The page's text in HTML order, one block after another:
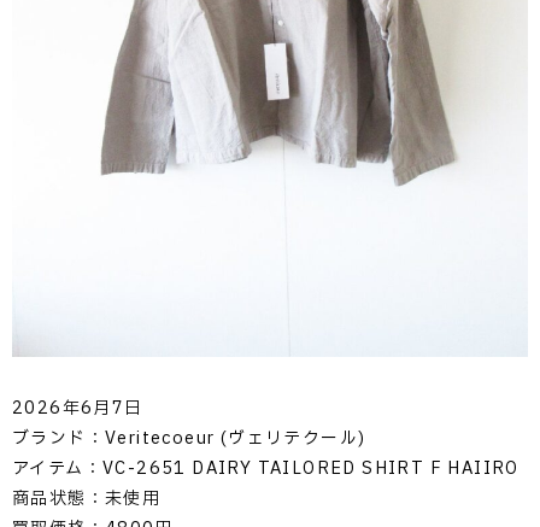
2026年6月7日
ブランド：Veritecoeur (ヴェリテクール)
アイテム：VC-2651 DAIRY TAILORED SHIRT F HAIIRO
商品状態：未使用